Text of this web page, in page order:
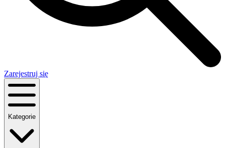
Zarejestruj się
Kategorie